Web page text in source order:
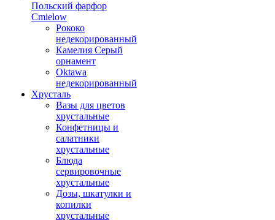
Польский фарфор
Сmielow
Рококо
недекорированный
Камелия Серый
орнамент
Oktawa
недекорированный
Хрусталь
Вазы для цветов
хрустальные
Конфетницы и
салатники
хрустальные
Блюда
сервировочные
хрустальные
Дозы, шкатулки и
копилки
хрустальные